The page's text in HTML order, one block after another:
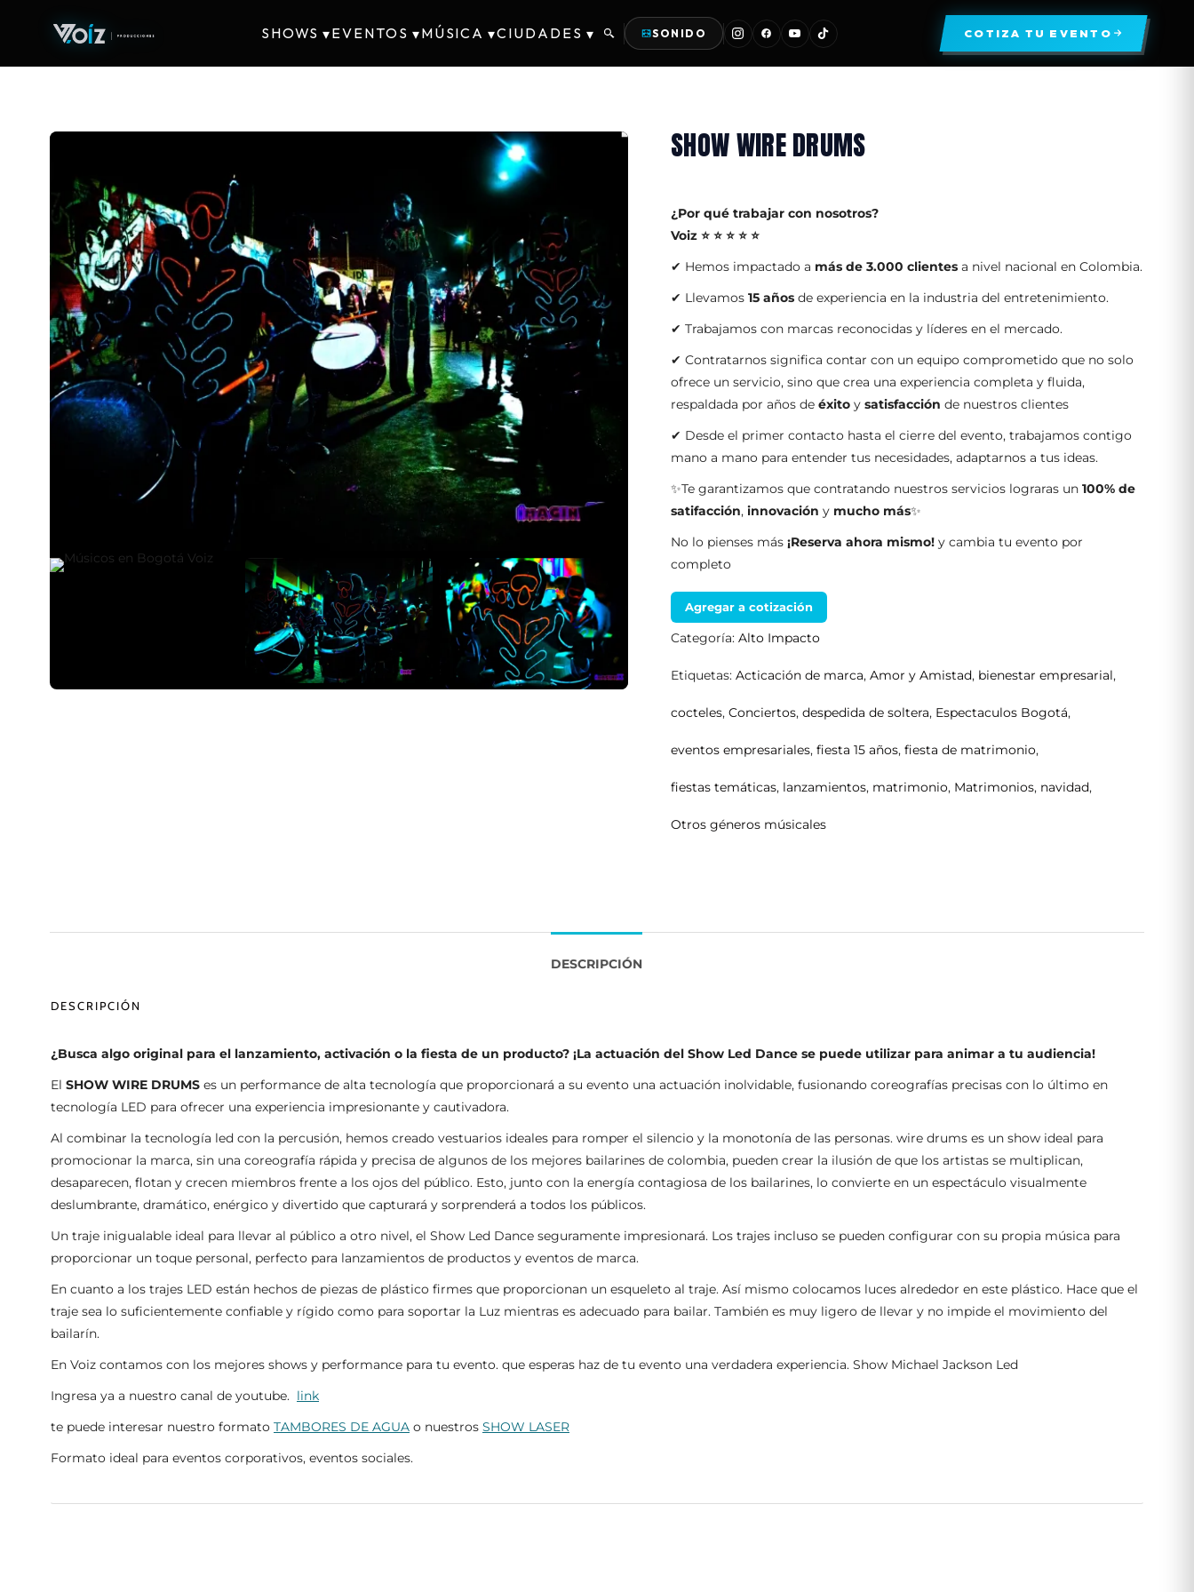
SHOWS ▾EVENTOS ▾MÚSICA ▾CIUDADES ▾ SONIDO COTIZA TU EVENTO
SHOW WIRE DRUMS
¿Por qué trabajar con nosotros?
Voiz ⭐ ⭐ ⭐ ⭐ ⭐
✔ Hemos impactado a más de 3.000 clientes a nivel nacional en Colombia.
✔ Llevamos15 años de experiencia en la industria del entretenimiento.
✔ Trabajamos con marcas reconocidas y líderes en el mercado.
✔ Contratarnos significa contar con un equipo comprometido que no solo
ofrece un servicio, sino que crea una experiencia completa y fluida,
respaldada por años deéxito ysatisfacción de nuestros clientes
✔ Desde el primer contacto hasta el cierre del evento, trabajamos contigo
mano a mano para entender tus necesidades, adaptarnos a tus ideas.
✨Te garantizamos que contratando nuestros servicios lograras un100% de
satifacción,innovación y mucho más✨
No lo pienses más¡Reserva ahora mismo! y cambia tu evento por
completo
Agregar a cotización
Categoría:Alto Impacto
Etiquetas:Acticación de marca,Amor y Amistad, bienestar empresarial,
cocteles,Conciertos,despedida de soltera, Espectaculos Bogotá,
eventos empresariales,fiesta 15 años,fiesta de matrimonio,
fiestas temáticas, lanzamientos, matrimonio, Matrimonios, navidad,
Otros géneros músicales
DESCRIPCIÓN
DESCRIPCIÓN
¿Busca algo original para el lanzamiento, activación o la fiesta de un producto? ¡La actuación del Show Led Dance se puede utilizar para animar a tu audiencia!
El SHOW WIRE DRUMS es un performance de alta tecnología que proporcionará a su evento una actuación inolvidable, fusionando coreografías precisas con lo último en
tecnología LED para ofrecer una experiencia impresionante y cautivadora.
Al combinar la tecnología led con la percusión, hemos creado vestuarios ideales para romper el silencio y la monotonía de las personas. wire drums es un show ideal para
promocionar la marca, sin una coreografía rápida y precisa de algunos de los mejores bailarines de colombia, pueden crear la ilusión de que los artistas se multiplican,
desaparecen, flotan y crecen miembros frente a los ojos del público. Esto, junto con la energía contagiosa de los bailarines, lo convierte en un espectáculo visualmente
deslumbrante, dramático, enérgico y divertido que capturará y sorprenderá a todos los públicos.
Un traje inigualable ideal para llevar al público a otro nivel, el Show Led Dance seguramente impresionará. Los trajes incluso se pueden configurar con su propia música para
proporcionar un toque personal, perfecto para lanzamientos de productos y eventos de marca.
En cuanto a los trajes LED están hechos de piezas de plástico firmes que proporcionan un esqueleto al traje. Así mismo colocamos luces alrededor en este plástico. Hace que el
traje sea lo suficientemente confiable y rígido como para soportar la Luz mientras es adecuado para bailar. También es muy ligero de llevar y no impide el movimiento del
bailarín.
En Voiz contamos con los mejores shows y performance para tu evento. que esperas haz de tu evento una verdadera experiencia. Show Michael Jackson Led
Ingresa ya a nuestro canal de youtube. link
te puede interesar nuestro formato TAMBORES DE AGUA o nuestros SHOW LASER
Formato ideal para eventos corporativos, eventos sociales.